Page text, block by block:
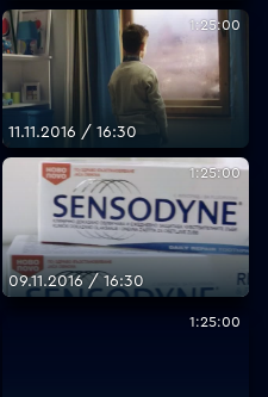
1:25:00
11.11.2016 / 16:30
1:25:00
09.11.2016 / 16:30
1:25:00